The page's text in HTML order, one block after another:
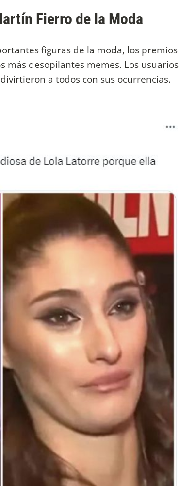
Fierro de la Moda
figuras de la moda, los premios
más desopilantes memes. Los usuarios
a todos con sus ocurrencias.